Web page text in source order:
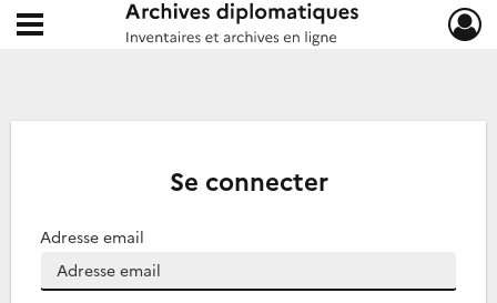
Archives diplomatiques
Ouvrir le menu déroulant
Se connecter
Adresse email